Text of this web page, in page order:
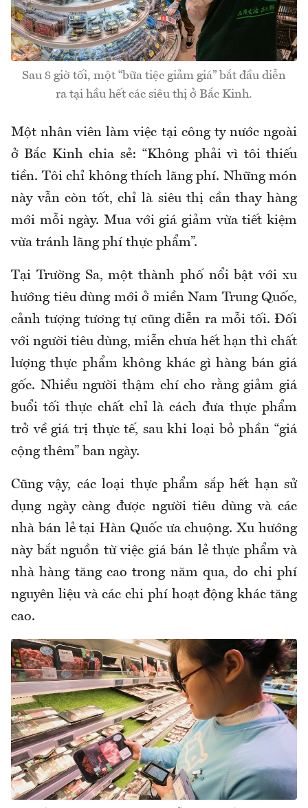
Sau 8 giờ tối, một “bữa tiệc giảm giá” bắt đầu diễn
ra tại hầu hết các siêu thị ở Bắc Kinh.
Một nhân viên làm việc tại công ty nước ngoài
ở Bắc Kinhchia sẻ: “Không phải vì tôi thiếu
tiền. Tôi chỉ không thích lãng phí. Những món
này vẫn còn tốt, chỉ là siêu thị cần thay hàng
mới mỗi ngày. Mua với giá giảm vừa tiết kiệm
vừa tránh lãng phí thực phẩm”.
Tại Trường Sa, một thành phố nổi bật với xu
hướng tiêu dùng mới ở miền Nam Trung Quốc,
cảnh tượng tương tự cũng diễn ra mỗi tối. Đối
với người tiêu dùng, miễn chưa hết hạn thì chất
lượng thực phẩm không khác gì hàng bán giá
gốc. Nhiều người thậm chí cho rằng giảm giá
buổi tối thực chất chỉ là cách đưa thực phẩm
trở về giá trị thực tế, sau khi loại bỏ phần “giá
cộng thêm” ban ngày.
Cũng vậy, các loại thực phẩm sắp hết hạn sử
dụng ngày càng được người tiêu dùng và các
nhà bán lẻ tại Hàn Quốc ưa chuộng. Xu hướng
này bắt nguồn từ việc giá bán lẻ thực phẩm và
nhà hàng tăng cao trong năm qua, do chi phí
nguyên liệu và các chi phí hoạt động khác tăng
cao.